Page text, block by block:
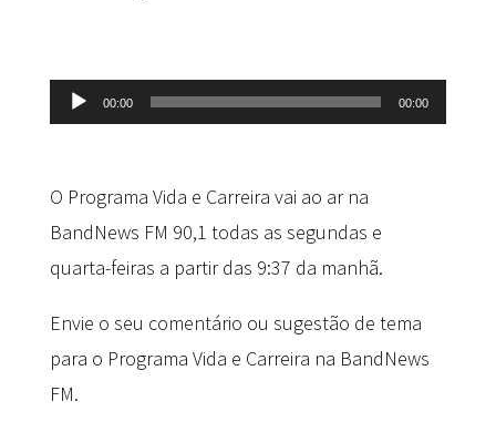
Tocador
de
00:00 00:00
O Programa Vida e Carreira vai ao ar na
BandNews FM 90,1 todas as segundas e
quarta-feiras a partir das 9:37 da manhã.
Envie o seu comentário ou sugestão de tema
para o Programa Vida e Carreira na BandNews
FM.